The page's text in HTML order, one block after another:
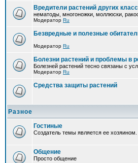
Вредители растений других
нематоды, многоножки, моллюски,
Модератор Ru
Безвредные и полезные
Модератор Ru
Болезни растений и проблемы в
Болезней растений тесно связаны с
Модератор Ru
Средства защиты растений
Разное
Гостиные
Создатель темы является ее
Общение
Просто общение